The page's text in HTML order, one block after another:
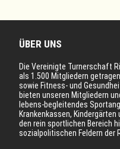
ÜBER UNS
Die Vereinigte Turnerschaft
als 1.500 Mitgliedern
sowie Fitness- und
bieten unseren Mitgliedern
lebens-begleitendes
Krankenkassen,
den rein sportlichen Bereich
sozialpolitischen Feldern der